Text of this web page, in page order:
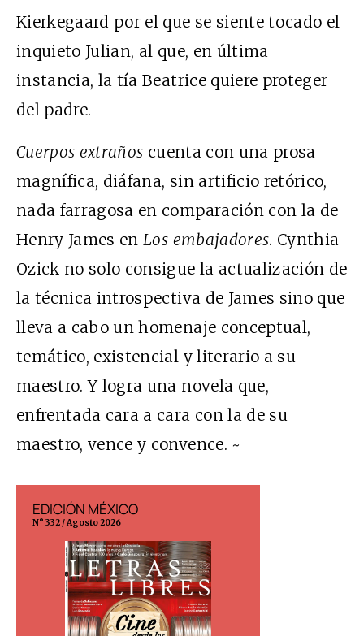
Kierkegaard por el que se siente tocado el
inquieto Julian, al que, en última
instancia, la tía Beatrice quiere proteger
del padre.
Cuerpos extraños cuenta con una prosa
magnífica, diáfana, sin artificio retórico,
nada farragosa en comparación con la de
Henry James enLos embajadores. Cynthia
Ozick no solo consigue la actualización de
la técnica introspectiva de James sino que
lleva a cabo un homenaje conceptual,
temático, existencial y literario a su
maestro. Y logra una novela que,
enfrentada cara a cara con la de su
maestro, vence y convence. ~
EDICIÓN MÉXICO
N° 332 / Agosto 2026